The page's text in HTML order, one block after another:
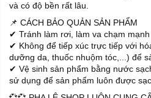
và có độ bền rất lâu.
📌 CÁCH BẢO QUẢN SẢN PHẨM
✔ Tránh làm rơi, làm va chạm
✔ Không để tiếp xúc trực tiếp với
dưỡng da, thuốc nhuộm tóc,...) để
✔ Vệ sinh sản phẩm bằng nước
sử dụng để sản phẩm luôn được